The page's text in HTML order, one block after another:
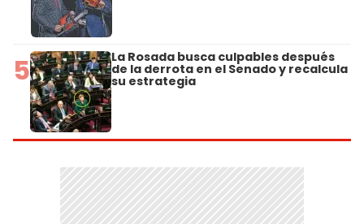
5 La Rosada busca culpables después
de la derrota en el Senado y recalcula
su estrategia